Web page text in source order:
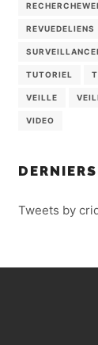
REVUEDELIENS
TUTORIEL
VEILLE
VIDEO
Tweets by